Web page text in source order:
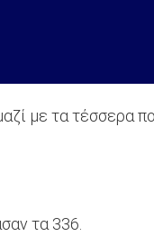
με τα
τα 336.